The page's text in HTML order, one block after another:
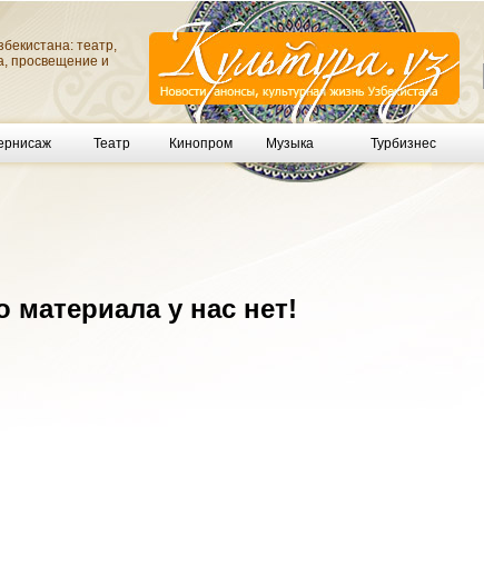
театр,
просвещение и
Театр Кинопром Музыка Турбизнес
материала у нас нет!